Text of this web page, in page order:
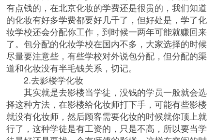
有点钱的，在北京化妆的学费还是很贵的，我们知道
的化妆有好多学费都要好几千了，但好处是，学了化
妆学校还会分配你工作，到时候一两年可能就赚回来
了。包分配的化妆学校在国内不多，大家选择的时候
尽量要注意些，有些学校对外说包分配，但分配的渠
道和化妆没有半毛钱关系，切记。
2.去影楼学化妆
其实就是去影楼当学徒，没钱的学员一般就会选
择这种方法，在影楼给化妆师打下手，可能有些影楼
就没有化妆师，然后顾客需要化妆的时候就你顶上就
行了，这种学徒是有工资的，只是不高，所以要当学